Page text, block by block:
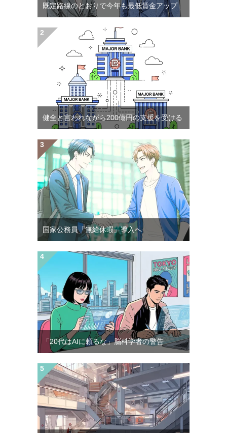
既定路線のとおりで今年も最低賃金アップ
健全と言われながら200億円の支援を受ける
国家公務員「無給休暇」導入へ
「20代はAIに頼るな」脳科学者の警告